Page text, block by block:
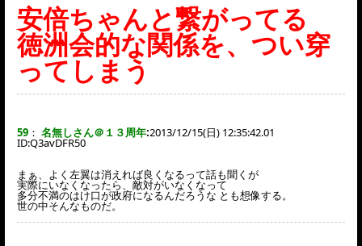
安倍ちゃんと繋がってる
徳洲会的な関係を、つい穿
ってしまう
59 ： 名無しさん＠１３周年:2013/12/15(日) 12:35:42.01
ID:Q3avDFR50
まぁ、よく左翼は消えれば良くなるって話も聞くが
実際にいなくなったら、敵対がいなくなって
多分不満のはけ口が政府になるんだろうな とも想像する。
世の中そんなものだ。